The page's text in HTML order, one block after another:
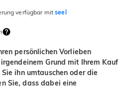
$0.00
$0.00
Fancy Gelb
$0.00
Schweizerblau
$0.00
verfügbar mitseel
persönlichen Vorlieben
Grund mit Ihrem Kauf
ihn umtauschen oder die
Sie, dass dabei eine